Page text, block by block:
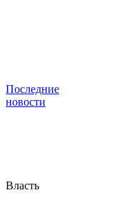
Последние
новости
Власть